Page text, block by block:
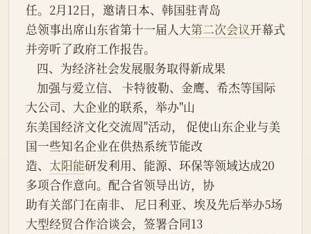
任。2月12日，邀请日本、韩国驻青岛
总领事出席山东省第十一届人大第二次会议开幕式
并旁听了政府工作报告。
    四、为经济社会发展服务取得新成果
大公司、大企业的联系，举办"山
东美国经济文化交流周"活动， 促使山东企业与美
国一些知名企业在供热系统节能改
造、 太阳能研发利用、能源、环保等领域达成20
多项合作意向。配合省领导出访，协
助有关部门在南非、 尼日利亚、埃及先后举办5场
大型经贸合作洽谈会，签署合同13